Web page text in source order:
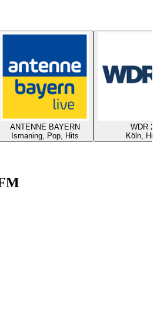
ANTENNE BAYERN
Ismaning, Pop, Hits
WDR 2
Köln,